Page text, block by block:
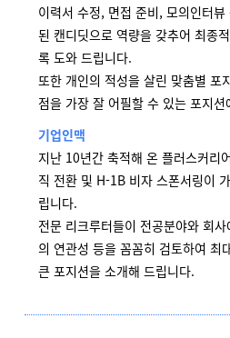
이력서 수정, 면접 준비, 모의인터
된 캔디딧으로 역량을 갖추어 최종
록 도와 드립니다.
또한 개인의 적성을 살린 맞춤별 포
점을 가장 잘 어필할 수 있는 포지
기업인맥
지난 10년간 축적해 온 플러스커리
직 전환 및 H-1B 비자 스폰서링이
립니다.
전문 리크루터들이 전공분야와 회
의 연관성 등을 꼼꼼히 검토하여 최
큰 포지션을 소개해 드립니다.